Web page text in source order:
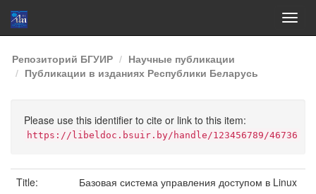
Skip
navigation
Репозиторий БГУИР
Научные публикации
Публикации в изданиях Республики Беларусь
Please use this identifier to cite or link to this item:
https://libeldoc.bsuir.by/handle/123456789/46736
Title:
Базовая система управления доступом в Linux